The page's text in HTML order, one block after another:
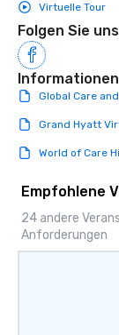
Virtuelle Tour
Folgen Sie uns
Global Care
Grand Hyatt
World of Care
Empfohlene
24 andere
Anforderungen